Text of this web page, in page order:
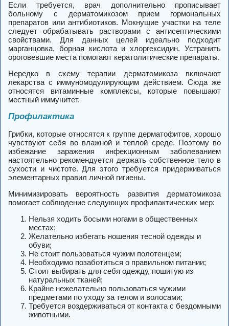
Если требуется, врач дополнительно прописывает
больному с дерматомикозом прием гормональных
препаратов или антибиотиков. Мокнущие участки на теле
следует обрабатывать растворами с антисептическими
свойствами. Для данных целей идеально подходит
марганцовка, борная кислота и хлоргексидин. Устранить
ороговевшие места помогают кератолитические препараты.
Нередко в схему терапии дерматомикоза включают
лекарства с иммуномодулирующим действием. Сюда же
относятся витаминные комплексы, которые повышают
местный иммунитет.
Профилактика
Грибки, которые относятся к группе дерматофитов, хорошо
чувствуют себя во влажной и теплой среде. Поэтому во
избежание заражения инфекционным заболеванием
настоятельно рекомендуется держать собственное тело в
сухости и чистоте. Для этого требуется придерживаться
элементарных правил личной гигиены.
Минимизировать вероятность развития дерматомикоза
помогает соблюдение следующих профилактических мер:
Нельзя ходить босыми ногами в общественных
местах;
Желательно избегать ношения тесной одежды и
обуви;
Не стоит пользоваться чужим полотенцем;
Необходимо позаботиться о правильном питании;
Стоит выбирать для себя одежду, пошитую из
натуральных тканей;
Крайне нежелательно пользоваться чужими
предметами по уходу за телом и волосами;
Требуется воздерживаться от контакта с бездомными
животными.